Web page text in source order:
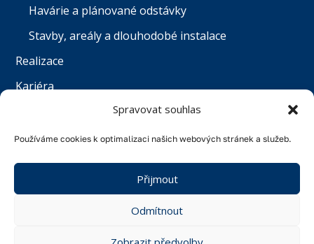
Spravovat souhlas
Používáme cookies k optimalizaci našich webových stránek a služeb.
Přijmout
Odmítnout
Havárie a plánované odstávky
Stavby, areály a dlouhodobé instalace
Realizace
Kariéra
English
© Water Worx s.r.o. | Všechna práva vyhrazena |